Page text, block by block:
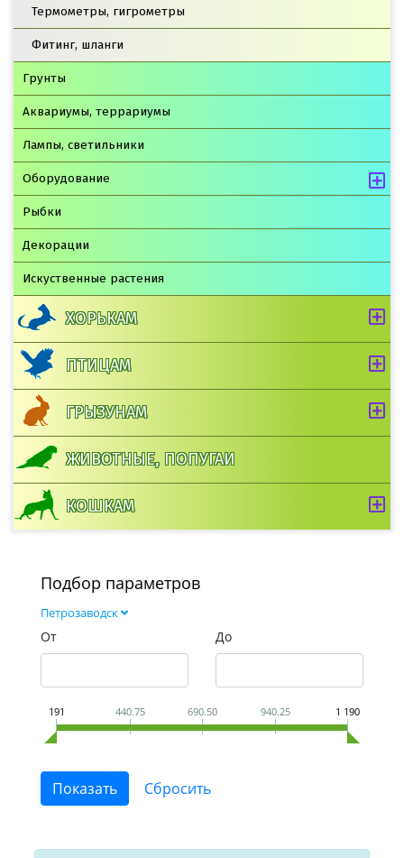
Термометры, гигрометры
Фитинг, шланги
Грунты
Аквариумы, террариумы
Лампы, светильники
Оборудование
Рыбки
Декорации
Искуственные растения
ХОРЬКАМ
ПТИЦАМ
ГРЫЗУНАМ
ЖИВОТНЫЕ, ПОПУГАИ
КОШКАМ
Подбор параметров
Петрозаводск
От До
191 440.75 690.50 940.25 1 190